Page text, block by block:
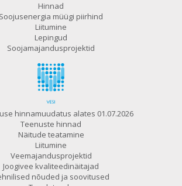
Hinnad
Soojusenergia müügi piirhind
Liitumine
Lepingud
Soojamajandusprojektid
hinnamuudatus alates 01.07.2026
Teenuste hinnad
Näitude teatamine
Liitumine
Veemajandusprojektid
Joogivee kvaliteedinäitajad
nõuded ja soovitused